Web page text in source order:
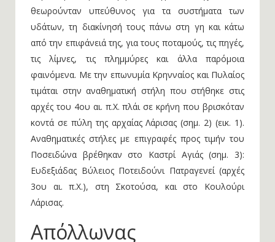
θεωρούνταν υπεύθυνος για τα συστήματα των
υδάτων, τη διακίνησή τους πάνω στη γη και κάτω
από την επιφάνειά της, για τους ποταμούς, τις πηγές,
τις λίμνες, τις πλημμύρες και άλλα παρόμοια
φαινόμενα. Με την επωνυμία Κρηνναίος και Πυλαίος
τιμάται στην αναθηματική στήλη που στήθηκε στις
αρχές του 4ου αι. π.Χ. πλάι σε κρήνη που βρισκόταν
κοντά σε πύλη της αρχαίας Λάρισας (σημ. 2) (εικ. 1).
Αναθηματικές στήλες με επιγραφές προς τιμήν του
Ποσειδώνα βρέθηκαν στο Καστρί Αγιάς (σημ. 3):
Ευδεξιάδας Βύλειος Ποτειδούνι Πατραγενεί (αρχές
3ου αι. π.Χ.), στη Σκοτούσα, και στο Κουλούρι
Λάρισας.
Απόλλωνας